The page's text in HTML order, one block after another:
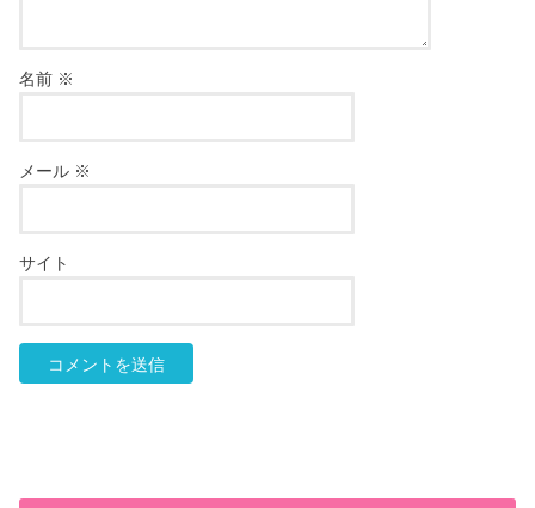
名前 ※
メール ※
サイト